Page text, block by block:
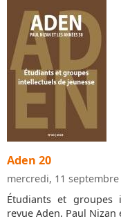
Aden 20
mercredi, 11 septembre
Étudiants et groupes
revue Aden. Paul Nizan